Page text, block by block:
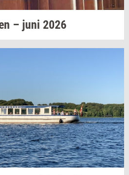
– juni 2026